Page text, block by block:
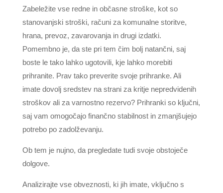
Zabeležite vse redne in občasne stroške, kot so
stanovanjski stroški, računi za komunalne storitve,
hrana, prevoz, zavarovanja in drugi izdatki.
Pomembno je, da ste pri tem čim bolj natančni, saj
boste le tako lahko ugotovili, kje lahko morebiti
prihranite. Prav tako preverite svoje prihranke. Ali
imate dovolj sredstev na strani za kritje nepredvidenih
stroškov ali za varnostno rezervo? Prihranki so ključni,
saj vam omogočajo finančno stabilnost in zmanjšujejo
potrebo po zadolževanju.
Ob tem je nujno, da pregledate tudi svoje obstoječe
dolgove.
Analizirajte vse obveznosti, ki jih imate, vključno s